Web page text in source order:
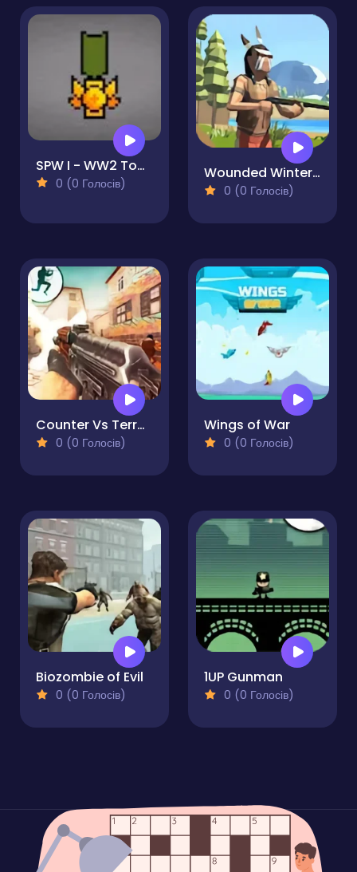
SPW I - WW2 Tower Defence
0 (0 Голосів)
Wounded Winter A Lakota Story
0 (0 Голосів)
Counter Vs Terrorist Strike
0 (0 Голосів)
Wings of War
0 (0 Голосів)
Biozombie of Evil
0 (0 Голосів)
1UP Gunman
0 (0 Голосів)